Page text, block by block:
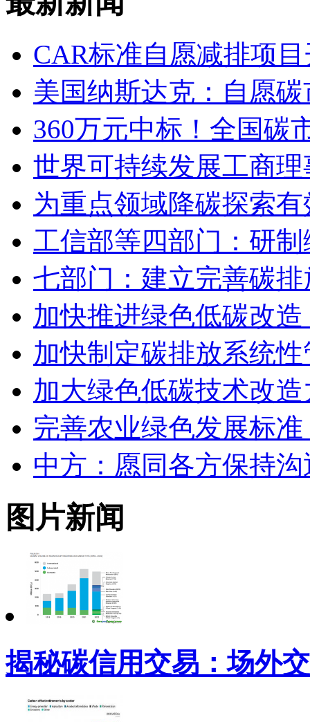
CAR标准自愿减排项
美国纳斯达克：自愿
360万元中标！全国碳
世界可持续发展工商
为重点领域降碳探索
工信部等四部门：研
七部门：建立完善碳
加快推进绿色低碳改
加快制定碳排放系统
加大绿色低碳技术改
完善农业绿色发展标
中方：愿同各方保持
图片新闻
揭秘碳信用交易：场外